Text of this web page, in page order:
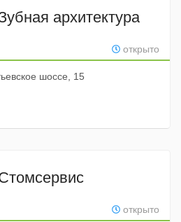
архитектура
открыто
шоссе, 15
открыто